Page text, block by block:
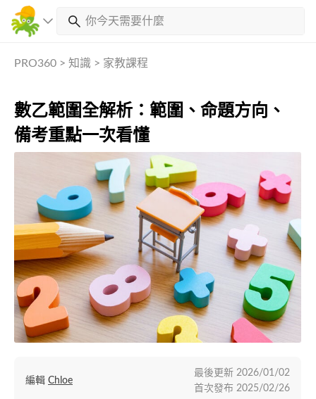
PRO360 > 知識 > 家教課程
數乙範圍全解析：範圍、命題方向、
備考重點一次看懂
編輯 Chloe
最後更新 2026/01/02
首次發布 2025/02/26